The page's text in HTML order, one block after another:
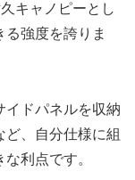
キャノピーとし
強度を誇りま
イドパネルを収納
、自分仕様に組
利点です。